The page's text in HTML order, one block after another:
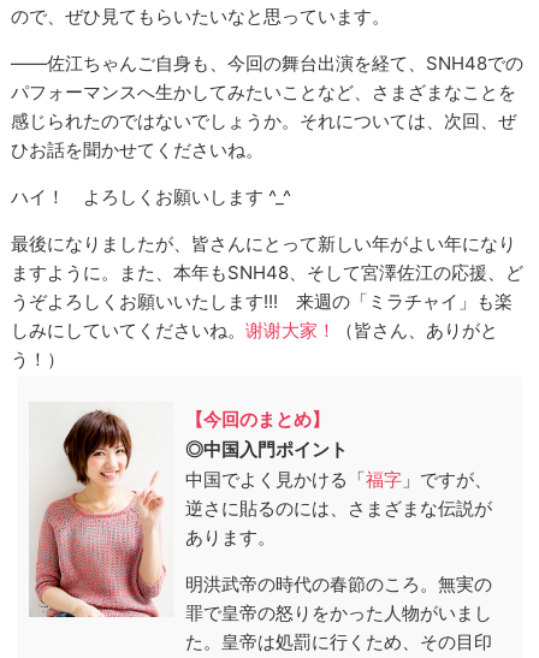
ので、ぜひ見てもらいたいなと思っています。
――佐江ちゃんご自身も、今回の舞台出演を経て、SNH48での
パフォーマンスへ生かしてみたいことなど、さまざまなことを
感じられたのではないでしょうか。それについては、次回、ぜ
ひお話を聞かせてくださいね。
ハイ！ よろしくお願いします ^_^
最後になりましたが、皆さんにとって新しい年がよい年になり
ますように。また、本年もSNH48、そして宮澤佐江の応援、ど
うぞよろしくお願いいたします!!! 来週の「ミラチャイ」も楽
しみにしていてくださいね。谢谢大家！
（皆さん、ありがと
う！）
【今回のまとめ】
◎中国入門ポイント
中国でよく見かける「福字 」ですが、
逆さに貼るのには、さまざまな伝説が
あります。
明洪武帝の時代の春節のころ。無実の
罪で皇帝の怒りをかった人物がいまし
た。皇帝は処罰に行くため、その目印